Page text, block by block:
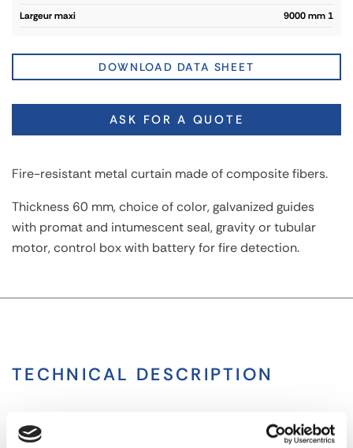
largeur maxi
9000 mm 1
DOWNLOAD DATA SHEET
ASK FOR A QUOTE
Fire-resistant metal curtain made of composite fibers.
Thickness 60 mm, choice of color, galvanized guides
with promat and intumescent seal, gravity or tubular
motor, control box with battery for fire detection.
TECHNICAL DESCRIPTION
%%sitename%%! Experts in cargo securing equipment for